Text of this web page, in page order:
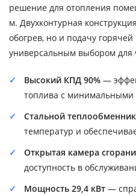
решение для отопления
м. Двухконтурная
обогрев, но и подачу горячей
универсальным выбором для
Высокий КПД 90% —
топлива с минимальными
Стальной теплообменник
температур и
Открытая камера
доступность в
Мощность 29,4 кВт —